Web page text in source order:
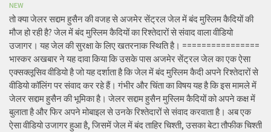
NEW
तो क्या जेलर सद्दाम हुसैन की वजह से अजमेर सेंट्रल जेल में बंद मुस्लिम कैदियों की
मौज हो रही है? जेल में बंद मुस्लिम कैदियों का रिश्तेदारों से संवाद वाला वीडियो
उजागर। यह जेल की सुरक्षा के लिए खतरनाक स्थिति है। ================
भास्कर अखबार ने यह दावा किया कि उसके पास अजमेर सेंट्रल जेल का एक ऐसा
एक्सक्लूसिव वीडियो है जो यह दर्शाता है कि जेल में बंद मुस्लिम कैदी अपने रिश्तेदारों से
वीडियो कॉलिंग पर संवाद कर रहे हैं। गंभीर और चिंता का विषय यह है कि इस मामले में
जेलर सद्दाम हुसैन की भूमिका है। जेलर सद्दाम हुसैन मुस्लिम कैदियों को अपने कक्ष में
बुलाता है और फिर अपने मोबाइल से उनके रिश्तेदारों से संवाद करवाता है। अब एक
ऐसा वीडियो उजागर हुआ है, जिसमें जेल में बंद ताहिर चिश्ती, उसका बेटा तौफीक चिश्ती